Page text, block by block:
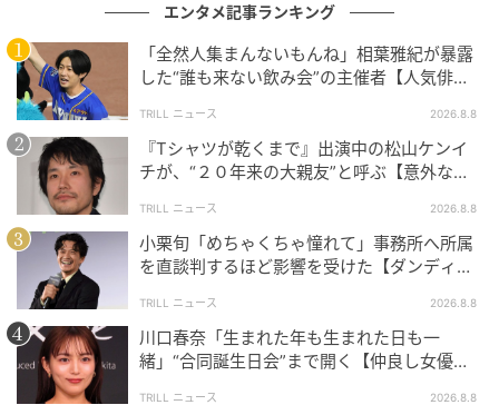
エンタメ記事ランキング
「全然人集まんないもんね」相葉雅紀が暴露
した“誰も来ない飲み会”の主催者【人気俳
TRILL ニュース 2026.8.8
『Tシャツが乾くまで』出演中の松山ケンイ
チが、“２０年来の大親友”と呼ぶ【意外な人
TRILL ニュース 2026.8.8
小栗旬「めちゃくちゃ憧れて」事務所へ所属
を直談判するほど影響を受けた【ダンディ俳
TRILL ニュース 2026.8.8
川口春奈「生まれた年も生まれた日も一
緒」“合同誕生日会”まで開く【仲良し女優】
TRILL ニュース 2026.8.8